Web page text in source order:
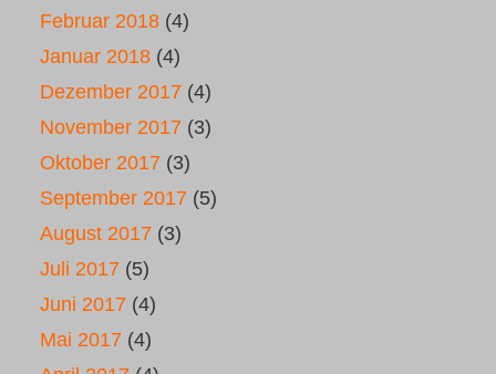
Februar 2018 (4)
Januar 2018 (4)
Dezember 2017 (4)
November 2017 (3)
Oktober 2017 (3)
September 2017 (5)
August 2017 (3)
Juli 2017 (5)
Juni 2017 (4)
Mai 2017 (4)